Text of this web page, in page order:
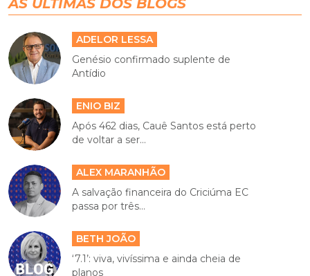
AS ÚLTIMAS DOS BLOGS
ADELOR LESSA
Genésio confirmado suplente de
Antídio
ENIO BIZ
Após 462 dias, Cauê Santos está perto
de voltar a ser...
ALEX MARANHÃO
A salvação financeira do Criciúma EC
passa por três...
BETH JOÃO
‘7.1’: viva, vivíssima e ainda cheia de
planos